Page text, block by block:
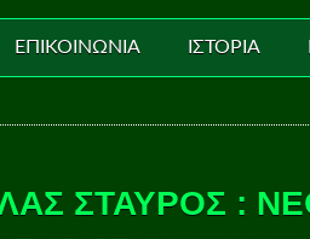
ΕΠΙΚΟΙΝΩΝΙΑ ΙΣΤΟΡΙΑ
ΣΤΑΥΡΟΣ :